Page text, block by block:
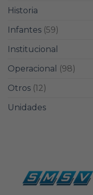
Historia
Infantes (59)
Institucional
Operacional
(98)
Otros (12)
Unidades